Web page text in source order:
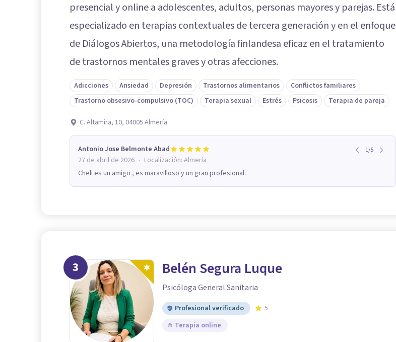
presencial y online a adolescentes, adultos, personas mayores y parejas. Está
especializado en terapias contextuales de tercera generación y en el enfoque
de Diálogos Abiertos, una metodología finlandesa eficaz en el tratamiento
de trastornos mentales graves y otras afecciones.
Adicciones Ansiedad Depresión Trastornos alimentarios
Conflictos familiares
Trastorno obsesivo-compulsivo (TOC)
Terapia sexual Estrés Psicosis Terapia de pareja
C. Altamira, 10, 04005 Almería
Antonio Jose Belmonte Abad 1/5
27 de abril de 2026 · Localización: Almería
Cheli es un amigo , es maravilloso y un gran profesional.
3 Belén Segura Luque
Psicóloga General Sanitaria
Profesional verificado
5
Terapia online